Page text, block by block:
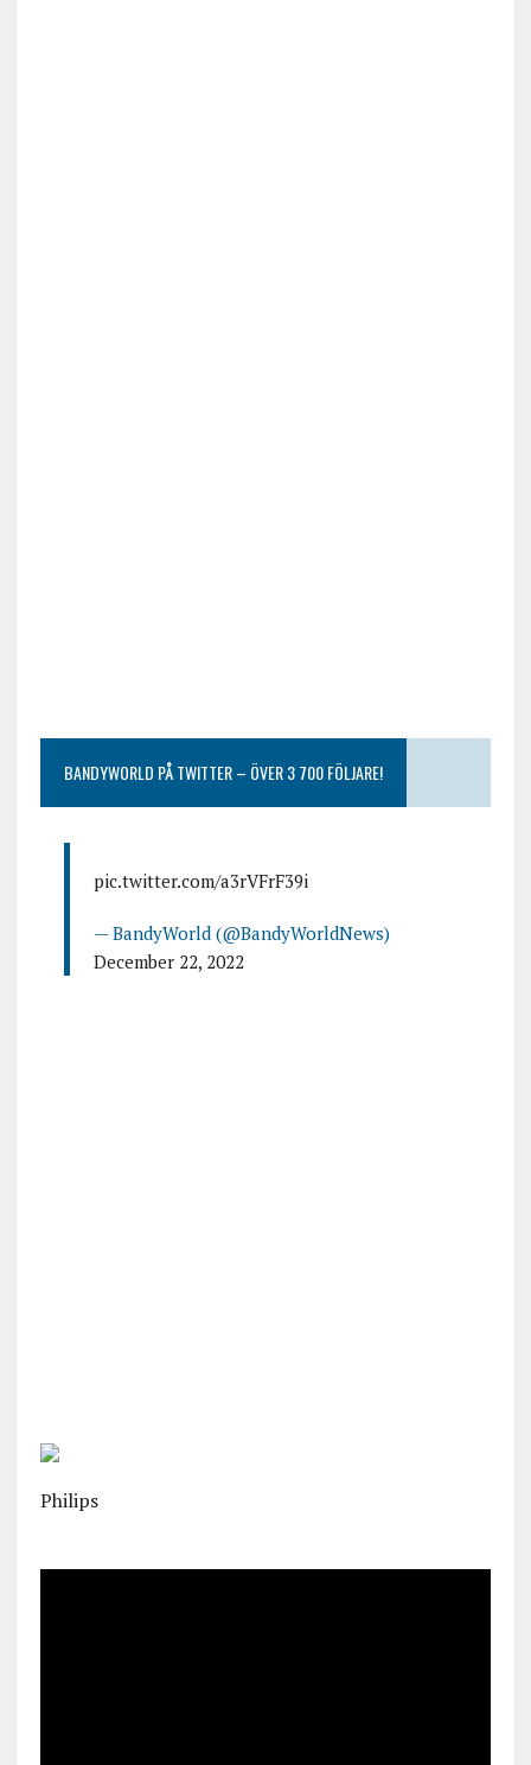
BANDYWORLD PÅ TWITTER – ÖVER 3 700 FÖLJARE!
pic.twitter.com/a3rVFrF39i
— BandyWorld (@BandyWorldNews)
December 22, 2022
Philips